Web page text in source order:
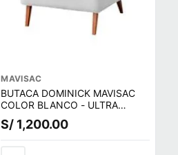
MAVISAC
BUTACA DOMINICK MAVISAC
COLOR BLANCO - ULTRA
CUERO
S/ 1,200.00